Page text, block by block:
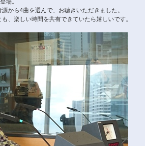
場。
から4曲を選んで、お聴きいただきました。
、楽しい時間を共有できていたら嬉しいです。